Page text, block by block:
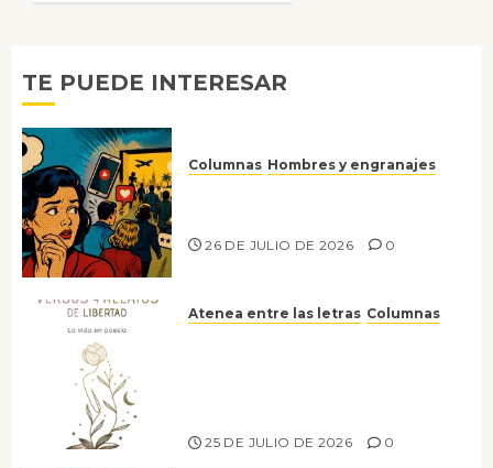
TE PUEDE INTERESAR
Columnas Hombres y engranajes
26 DE JULIO DE 2026 0
Atenea entre las letras Columnas
25 DE JULIO DE 2026 0